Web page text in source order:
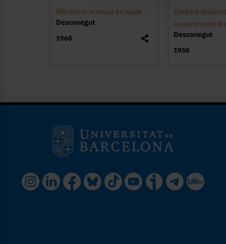
Micròtom manual de taula
Desconegut
1960
Conjunt
experiments
Desconegut
1950